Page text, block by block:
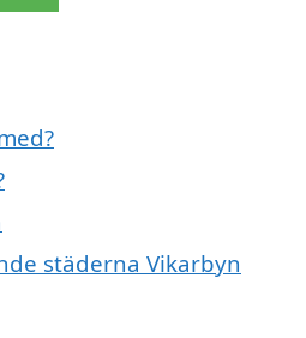
städerna Vikarbyn